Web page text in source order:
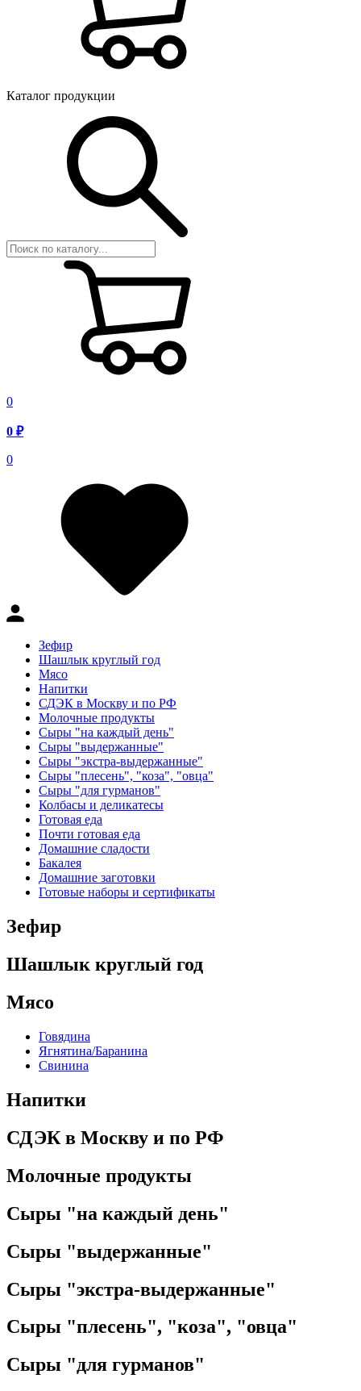
Каталог продукции
0
0 ₽
0
Зефир
Шашлык круглый год
Мясо
Напитки
СДЭК в Москву и по РФ
Молочные продукты
Сыры "на каждый день"
Сыры "выдержанные"
Сыры "экстра-выдержанные"
Сыры "плесень", "коза", "овца"
Сыры "для гурманов"
Колбасы и деликатесы
Готовая еда
Почти готовая еда
Домашние сладости
Бакалея
Домашние заготовки
Готовые наборы и сертификаты
Зефир
Шашлык круглый год
Мясо
Говядина
Ягнятина/Баранина
Свинина
Напитки
СДЭК в Москву и по РФ
Молочные продукты
Сыры "на каждый день"
Сыры "выдержанные"
Сыры "экстра-выдержанные"
Сыры "плесень", "коза", "овца"
Сыры "для гурманов"